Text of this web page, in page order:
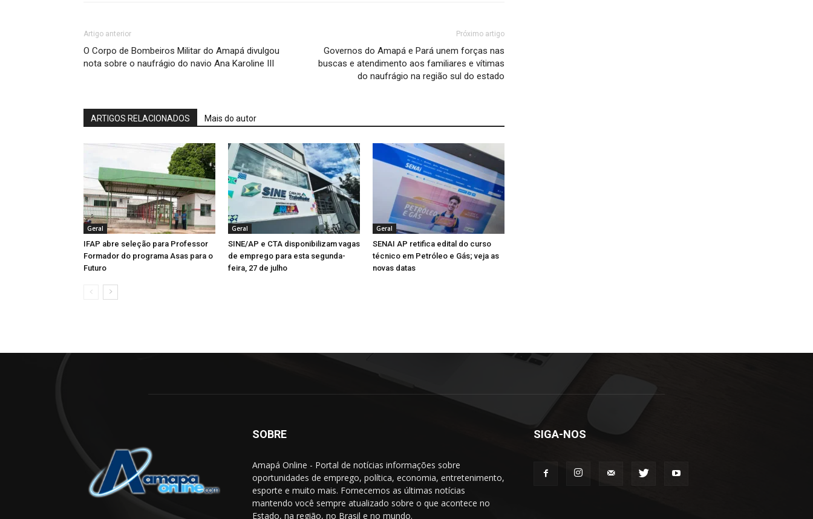
Artigo anterior
O Corpo de Bombeiros Militar do Amapá divulgou
nota sobre o naufrágio do navio Ana Karoline III
Próximo artigo
Governos do Amapá e Pará unem forças nas
buscas e atendimento aos familiares e vítimas
do naufrágio na região sul do estado
ARTIGOS RELACIONADOS Mais do autor
Geral
IFAP abre seleção para Professor
Formador do programa Asas para o
Futuro
Geral
SINE/AP e CTA disponibilizam vagas
de emprego para esta segunda-
feira, 27 de julho
Geral
SENAI AP retifica edital do curso
técnico em Petróleo e Gás; veja as
novas datas
SOBRE
Amapá Online - Portal de notícias informações sobre
oportunidades de emprego, política, economia, entretenimento,
esporte e muito mais. Fornecemos as últimas notícias
mantendo você sempre atualizado sobre o que acontece no
Estado, na região, no Brasil e no mundo.
SIGA-NOS